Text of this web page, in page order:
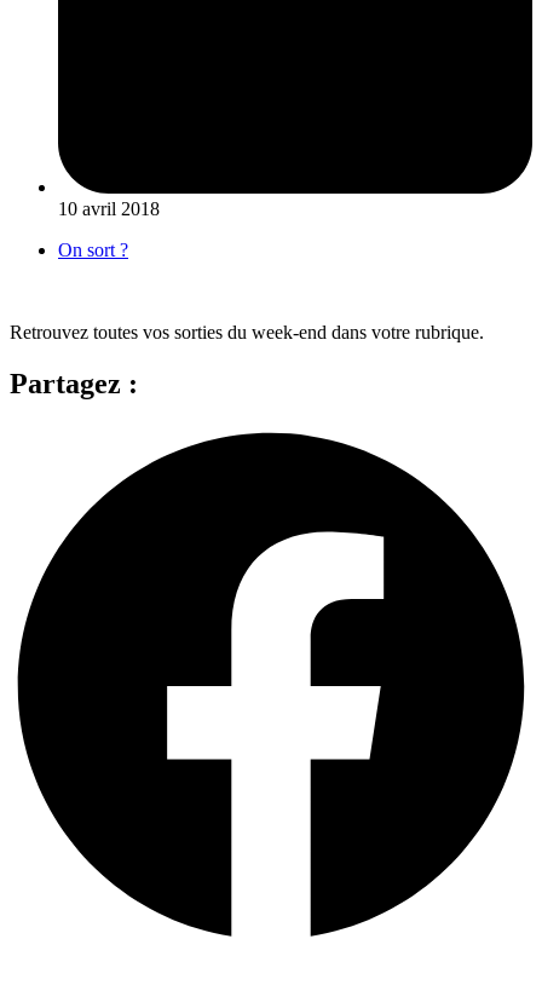
10 avril 2018
On sort ?
Retrouvez toutes vos sorties du week-end dans votre rubrique.
Partagez :